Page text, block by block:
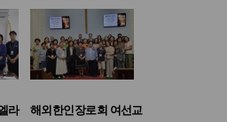
라
해외한인장로회 여선교